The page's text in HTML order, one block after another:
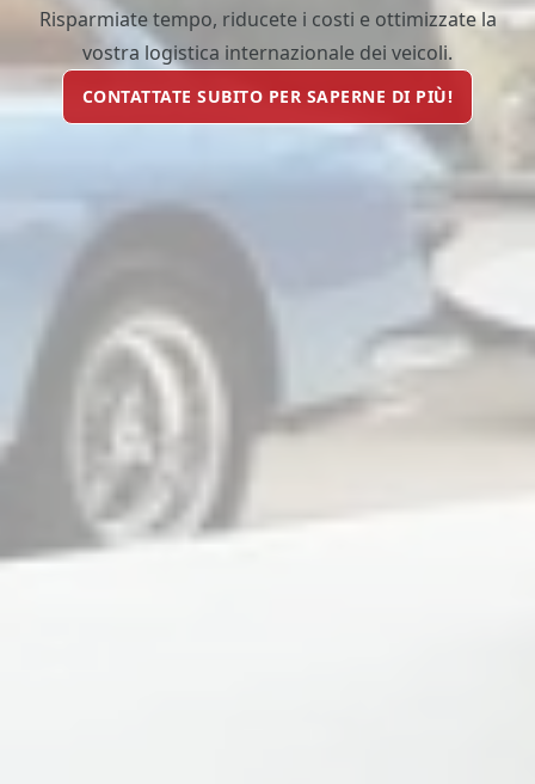
Risparmiate tempo, riducete i costi e ottimizzate la
vostra logistica internazionale dei veicoli.
CONTATTATE SUBITO PER SAPERNE DI PIÙ!